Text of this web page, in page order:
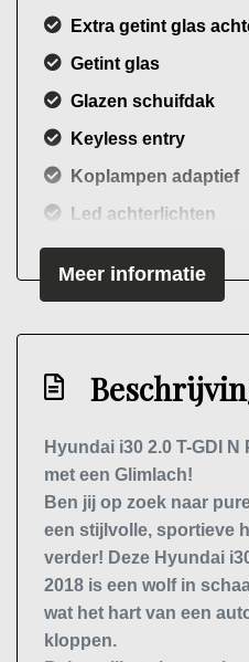
Extra getint glas
Getint glas
Glazen schuifdak
Keyless entry
Koplampen adaptief
Led achterlichten
Led dagrijverlichting
Panoramadak
Parkeersensor
Parkeersensor voor
Overige
Achteropkomend
Achteruitrij assistent
Anti blokkeer systeem
Meer informatie
Hyundai i30 2.0 T-GDI
met een Glimlach!
Ben jij op zoek naar
een stijlvolle, sportieve
verder! Deze Hyundai
2018 is een wolf in
wat het hart van een
kloppen.